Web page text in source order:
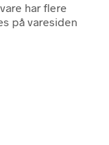
har flere
på varesiden